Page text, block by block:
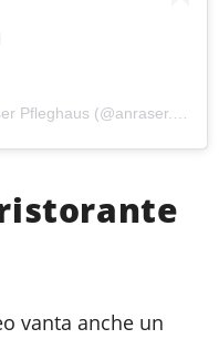
Une publication partagée par Anraser Pfleghaus (@anraser.pfleghaus)
vanta anche un